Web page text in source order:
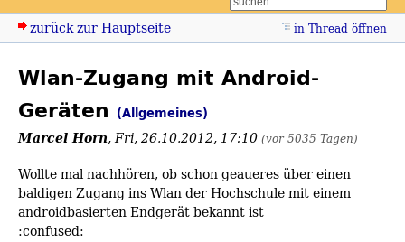
zurück zur Hauptseite in Thread öffnen
Wlan-Zugang mit Android-
Geräten (Allgemeines)
Marcel Horn,Fri, 26.10.2012, 17:10 (vor 5035 Tagen)
Wollte mal nachhören, ob schon geaueres über einen
baldigen Zugang ins Wlan der Hochschule mit einem
androidbasierten Endgerät bekannt ist
:confused: